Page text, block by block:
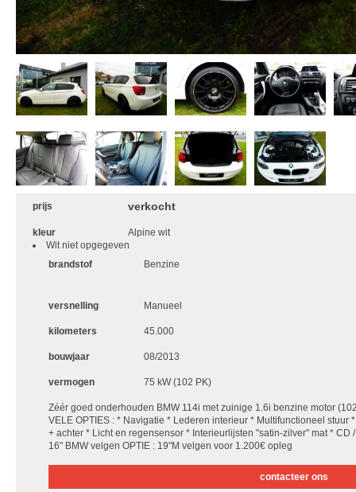
prijs verkocht
kleur
Alpine wit
Wit niet opgegeven
brandstof
Benzine
versnelling Manueel
kilometers 45.000
bouwjaar 08/2013
vermogen 75 kW (102 PK)
Zéér goed onderhouden BMW 114i met zuinige 1.6i benzine motor
VELE OPTIES : * Navigatie * Lederen interieur * Multifunctioneel stuur
+ achter * Licht en regensensor * Interieurlijsten "satin-zilver" mat * CD
16" BMW velgen OPTIE : 19"M velgen voor 1.200€ opleg
contacteer ons